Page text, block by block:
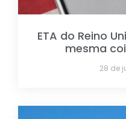
ETA do Reino
mesma
28 de